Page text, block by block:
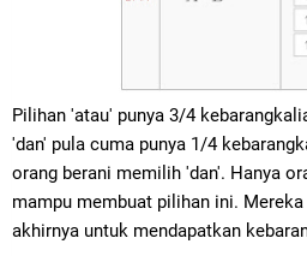
Pilihan 'atau' punya 3/4
'dan' pula cuma punya 1/4
orang berani memilih 'dan'. Hanya
mampu membuat pilihan ini.
akhirnya untuk mendapatkan